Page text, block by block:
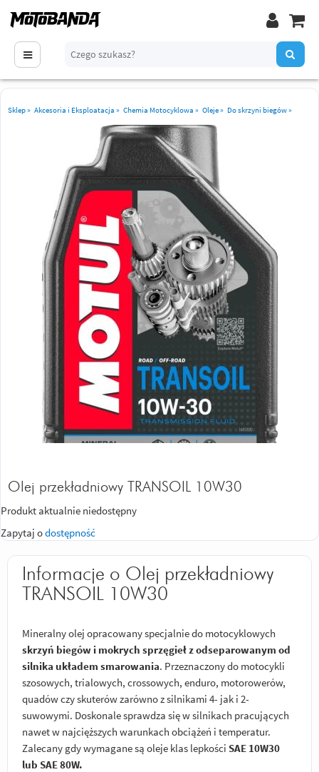
Sklep» Akcesoria i Eksploatacja » Chemia Motocyklowa » Oleje» Do skrzyni biegów»
Olej przekładniowy TRANSOIL 10W30
Produkt aktualnie niedostępny
Zapytaj odostępność
Informacje o Olej przekładniowy
TRANSOIL 10W30
Mineralny olej opracowany specjalnie do motocyklowych
skrzyń biegów i mokrych sprzęgieł z odseparowanym od
silnika układem smarowania. Przeznaczony do motocykli
szosowych, trialowych, crossowych, enduro, motorowerów,
quadów czy skuterów zarówno z silnikami 4- jak i 2-
suwowymi. Doskonale sprawdza się w silnikach pracujących
nawet w najcięższych warunkach obciążeń i temperatur.
Zalecany gdy wymagane są oleje klas lepkości SAE 10W30
lub SAE 80W.